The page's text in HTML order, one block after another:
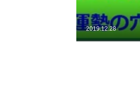
Online Store
2019.12.28